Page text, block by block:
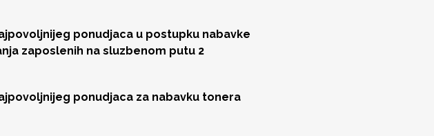
ponudjaca u postupku nabavke
zaposlenih na sluzbenom putu 2
ponudjaca za nabavku tonera